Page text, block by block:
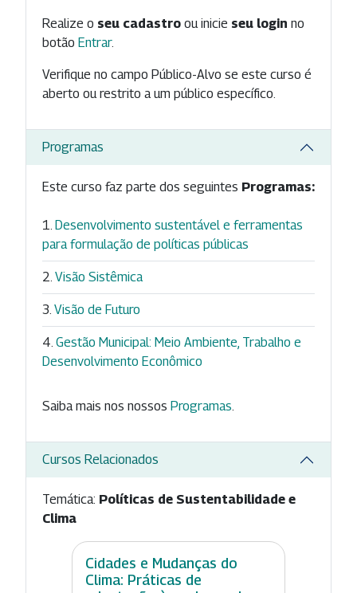
Realize o seu cadastro ou inicie seu login no
botão Entrar.
Verifique no campo Público-Alvo se este curso é
aberto ou restrito a um público específico.
Programas
Este curso faz parte dos seguintes Programas:
Desenvolvimento sustentável e ferramentas
para formulação de políticas públicas
Visão Sistêmica
Visão de Futuro
Gestão Municipal: Meio Ambiente, Trabalho e
Desenvolvimento Econômico
Saiba mais nos nossos Programas.
Cursos Relacionados
Temática: Políticas de Sustentabilidade e
Clima
Cidades e Mudanças do
Clima: Práticas de